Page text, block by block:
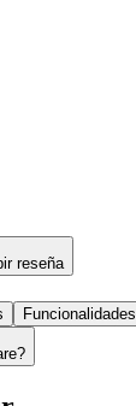
reseña
Funcionalidades